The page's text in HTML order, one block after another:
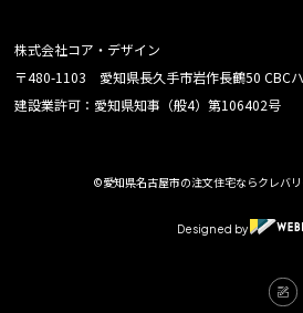
株式会社コア・デザイン
〒480-1103 愛知県長久手市岩作長鶴50 CBC
建設業許可：愛知県知事（般4）第106402号
©愛知県名古屋市の注文住宅ならクレバ
Designed by